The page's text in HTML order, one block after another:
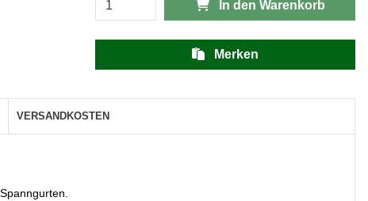
In den Warenkorb
Merken
VERSANDKOSTEN